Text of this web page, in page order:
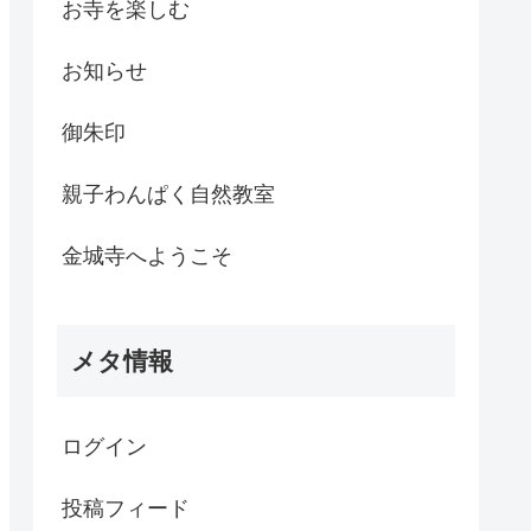
お寺を楽しむ
お知らせ
御朱印
親子わんぱく自然教室
金城寺へようこそ
メタ情報
ログイン
投稿フィード